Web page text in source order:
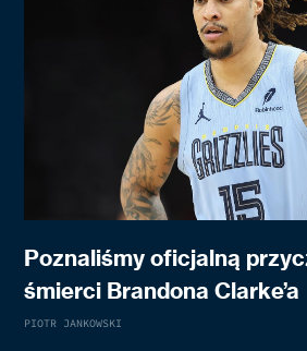
Poznaliśmy oficjalną
śmierci Brandona Clarke’a
PIOTR JANKOWSKI